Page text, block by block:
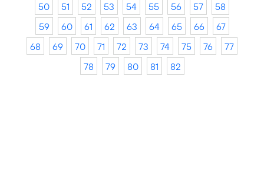
50
51 52 53 54 55 56 57
58
59
60 61 62 63 64 65 66
67
68
69 70 71 72 73 74 75 76
77
78
79 80 81 82